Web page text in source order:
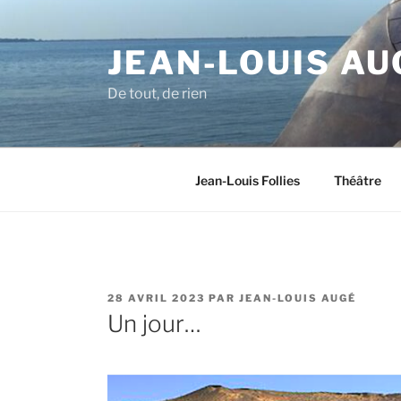
contenu
principal
JEAN-LOUIS
De tout, de rien
Jean-Louis Follies Théâtre
PUBLIÉ
LE
28 AVRIL 2023 PAR JEAN-LOUIS AUGÉ
Un jour…